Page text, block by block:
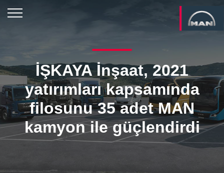
İŞKAYA İnşaat, 2021
yatırımları kapsamında
filosunu 35 adet MAN
kamyon ile güçlendirdi